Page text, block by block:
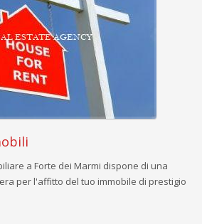
a Forte dei Marmi dispone di una
per l'affitto del tuo immobile di prestigio